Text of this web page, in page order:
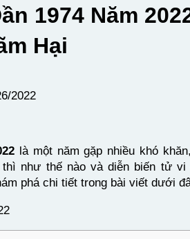
1974 Năm
Hại
2022
là một năm gặp nhiều khó
như thế nào và diễn biến tử
phá chi tiết trong bài viết dưới